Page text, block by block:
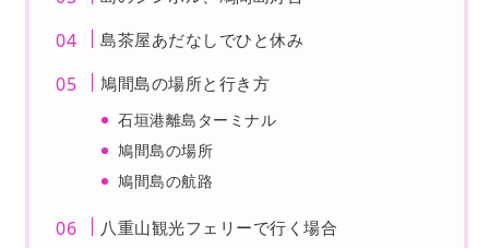
島茶屋あだなしでひと休み
鳩間島の場所と行き方
石垣港離島ターミナル
鳩間島の場所
鳩間島の航路
八重山観光フェリーで行く場合